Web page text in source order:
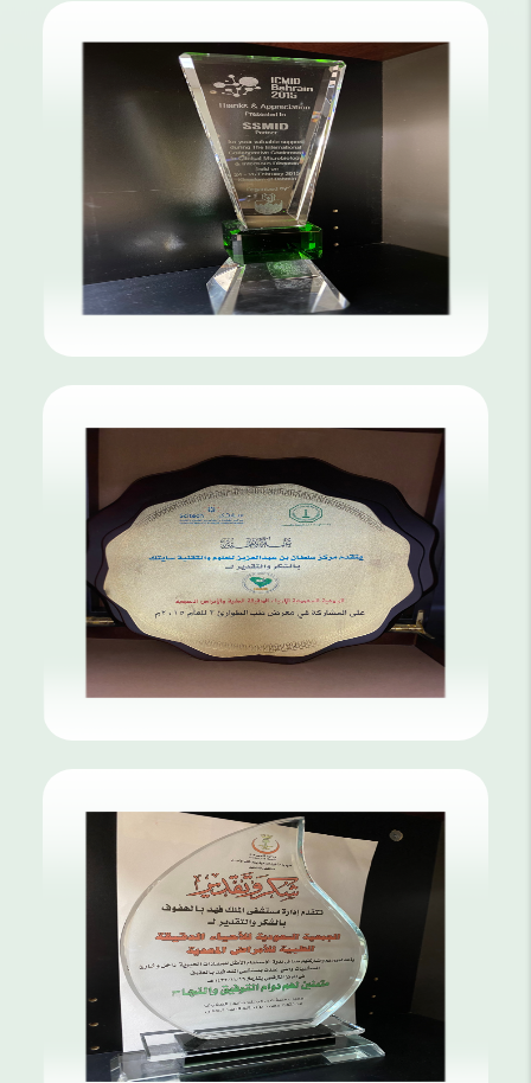
شكر وتقدير لدعم و مساهمة الجمعية
لمؤتمر دبي الدولي
شكر وتقدير لدعم مؤتمر التعاوني الدولي
شكر وتقدير من مركز سايتك